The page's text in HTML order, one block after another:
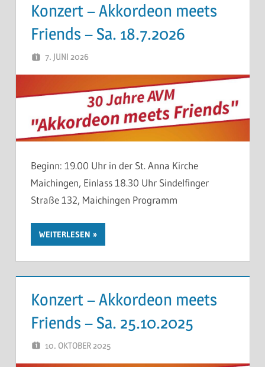
Konzert – Akkordeon meets
Friends – Sa. 18.7.2026
7. JUNI 2026
Beginn: 19.00 Uhr in der St. Anna Kirche
Maichingen, Einlass 18.30 Uhr Sindelfinger
Straße 132, Maichingen Programm
WEITERLESEN
Konzert – Akkordeon meets
Friends – Sa. 25.10.2025
10. OKTOBER 2025